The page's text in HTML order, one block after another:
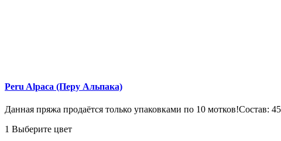
Peru Alpaca (Перу Альпака)
Данная пряжа продаётся только упаковками по 10 мотков!Состав:
1 Выберите цвет